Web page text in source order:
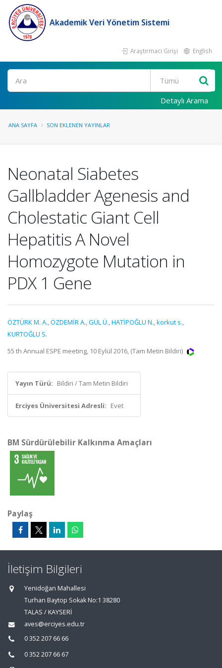
Akademik Veri Yönetim Sistemi
Araştırmacı Girişi English
Ara
Detaylı Arama
ANA SAYFA SON EKLENEN YAYINLAR
Neonatal Siabetes
Gallbladder Agenesis and
Cholestatic Giant Cell
Hepatitis A Novel
Homozygote Mutation in
PDX 1 Gene
ÖZTÜRK M. A.,ÖZDEMİR A.,GÜL Ü.,HATİPOĞLU N.,korkut s.,
KURTOĞLU S.
55 th Annual ESPE meeting, 10 Eylül 2016, (Tam Metin Bildiri)
Yayın Türü: Bildiri / Tam Metin Bildiri
Erciyes Üniversitesi Adresli: Evet
BM Sürdürülebilir Kalkınma Amaçları
Paylaş
İletişim Bilgileri
Yenidoğan Mahallesi
Turhan Baytop Sokak No:1 38280
TALAS / KAYSERİ
aves@erciyes.edu.tr
0 352 207 66 66
0 352 207 66 67